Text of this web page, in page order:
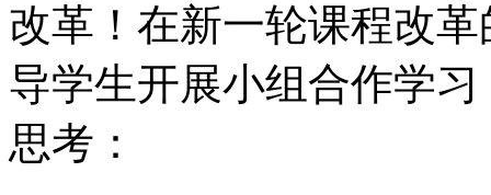
改革！在新一轮课程改
导学生开展小组合作学
思考：